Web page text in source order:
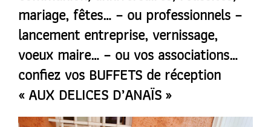
mariage, fêtes… – ou professionnels –
lancement entreprise, vernissage,
voeux maire… – ou vos associations…
confiez vos BUFFETS de réception
« AUX DELICES D’ANAÏS »